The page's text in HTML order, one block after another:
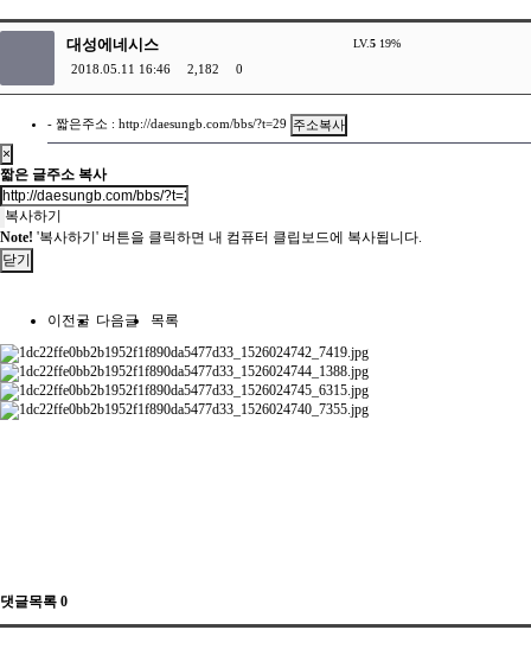
대성에네시스
2018.05.11 16:46 2,182 0
LV.5 19%
- 짧은주소 : http://daesungb.com/bbs/?t=29 주소복사
×
짧은 글주소 복사
복사하기
Note! '복사하기' 버튼을 클릭하면 내 컴퓨터 클립보드에 복사됩니다.
닫기
이전글 다음글 목록
댓글목록 0